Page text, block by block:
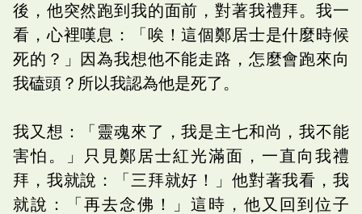
後，他突然跑到我的面前，對著我禮拜。我一
看，心裡嘆息：「唉！這個鄭居士是什麼時候
死的？」因為我想他不能走路，怎麼會跑來向
我磕頭？所以我認為他是死了。
我又想：「靈魂來了，我是主七和尚，我不能
害怕。」只見鄭居士紅光滿面，一直向我禮
拜，我就說：「三拜就好！」他對著我看，我
就說：「再去念佛！」這時，他又回到位子